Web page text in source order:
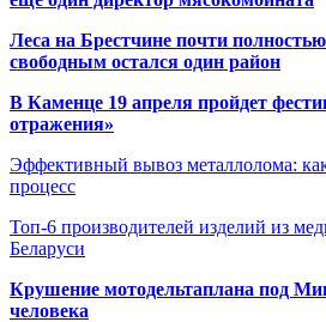
Леса на Брестчине почти
свободным остался один район
В Каменце 19 апреля пройдет
отражения»
Эффективный вывоз металлолома:
процесс
Топ-6 производителей изделий из
Беларуси
Крушение мотодельтаплана под
человека